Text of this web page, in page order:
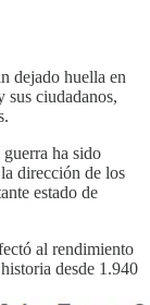
dejado huella en
sus ciudadanos,
ha sido
dirección de los
estado de
al rendimiento
desde 1.940